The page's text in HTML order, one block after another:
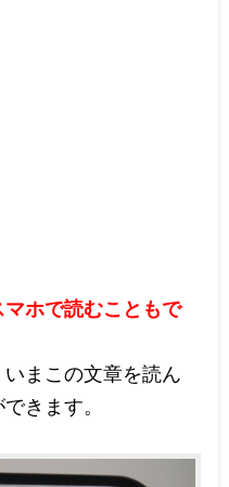
マホで読むこともで
まこの文章を読ん
きます。